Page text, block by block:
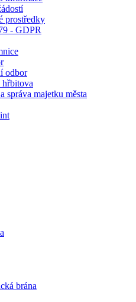
prostředky
- GDPR
odbor
hřbitova
správa majetku města
brána